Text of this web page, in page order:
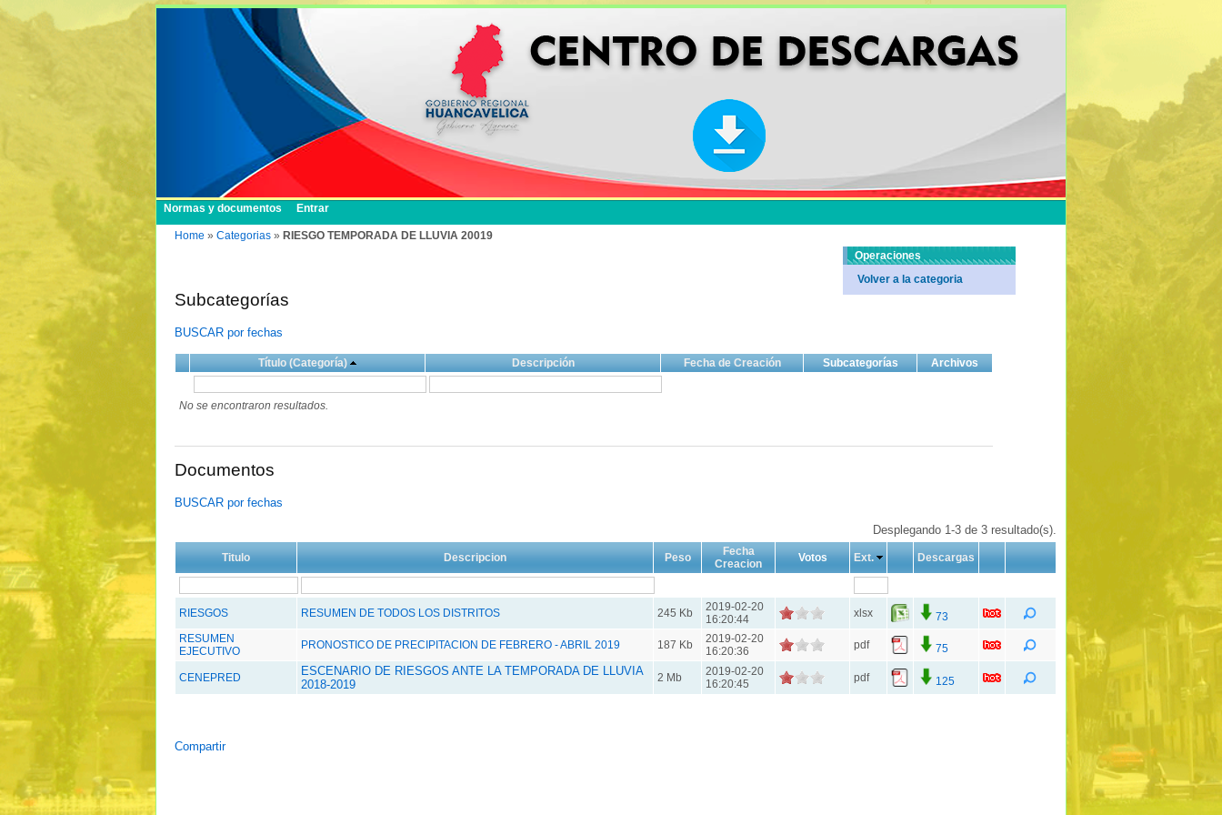
Normas y documentos Entrar
Home » Categorias » RIESGO TEMPORADA DE LLUVIA 20019
Subcategorías
BUSCAR por fechas
Título (Categoría) Descripción Fecha de Creación Subcategorías Archivos
No se encontraron resultados.
Documentos
BUSCAR por fechas
Desplegando 1-3 de 3 resultado(s).
Titulo Descripcion Peso
Fecha
Creacion
Votos Ext. Descargas
RIESGOS RESUMEN DE TODOS LOS DISTRITOS 245 Kb
2019-02-20
16:20:44
xlsx
73
RESUMEN
EJECUTIVO
PRONOSTICO DE PRECIPITACION DE FEBRERO - ABRIL 2019 187 Kb
2019-02-20
16:20:36
pdf 75
CENEPRED
ESCENARIO DE RIESGOS ANTE LA TEMPORADA DE LLUVIA
2018-2019
2 Mb
2019-02-20
16:20:45
pdf 125
Compartir
Operaciones
Volver a la categoria